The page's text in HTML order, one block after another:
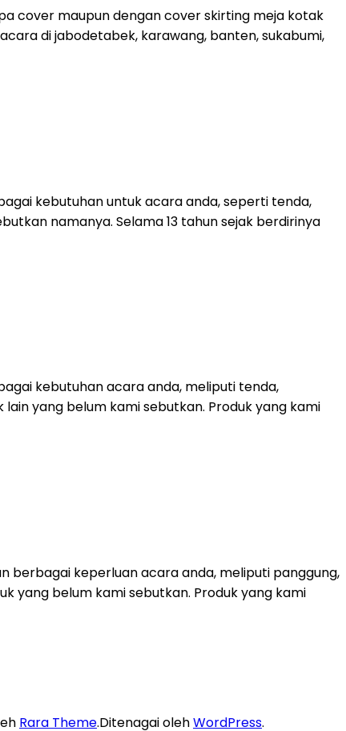
cover maupun dengan cover skirting meja kotak
di jabodetabek, karawang, banten, sukabumi,
kebutuhan untuk acara anda, seperti tenda,
namanya. Selama 13 tahun sejak berdirinya
kebutuhan acara anda, meliputi tenda,
yang belum kami sebutkan. Produk yang kami
berbagai keperluan acara anda, meliputi panggung,
yang belum kami sebutkan. Produk yang kami
Rara Theme.Ditenagai olehWordPress.